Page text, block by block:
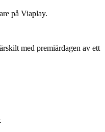
på Viaplay.
med premiärdagen av ett